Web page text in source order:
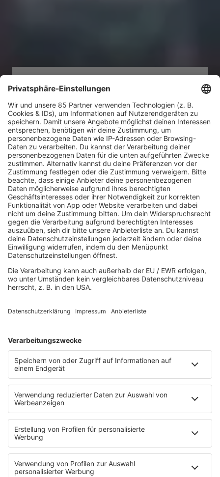
NEUERSCHEINUNG
Bush mit "I Beat Loneliness"
Alle Infos zum Album
MEHR LESEN
HOME
MUSIK
Playlist
Streams
Rocknews
Band-Alphabet
Rockfakten
Rockquiz
Videos
PROGRAMM
Sendungen
Moderatoren
Podcasts
Hells Bells
Musikwunsch
AKTIONEN